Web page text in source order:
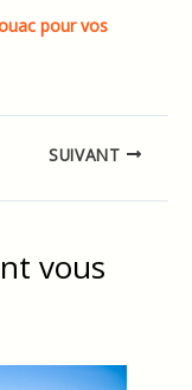
pour vos
SUIVANT
vous